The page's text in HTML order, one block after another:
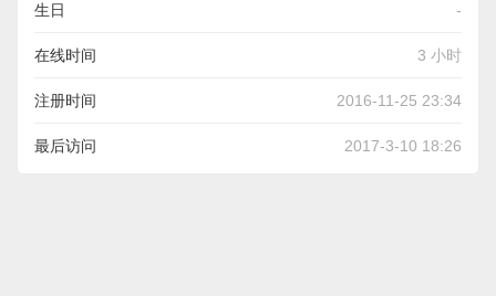
生日 -
在线时间 3 小时
注册时间 2016-11-25 23:34
最后访问 2017-3-10 18:26